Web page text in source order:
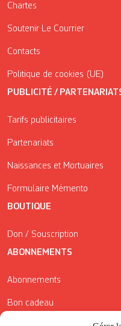
Chartes
Soutenir Le Courrier
Contacts
Politique de cookies (UE)
PUBLICITÉ /
Tarifs publicitaires
Partenariats
Naissances et Mortuaires
Formulaire Mémento
BOUTIQUE
Don / Souscription
ABONNEMENTS
Abonnements
Bon cadeau